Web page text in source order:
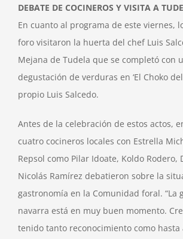
DEBATE DE COCINEROS Y VISITA A
En cuanto al programa de este viernes,
foro visitaron la huerta del chef Luis
Mejana de Tudela que se completó con
degustación de verduras en ‘El Choko
propio Luis Salcedo.
Antes de la celebración de estos actos,
cuatro cocineros locales con Estrella
Repsol como Pilar Idoate, Koldo Rodero,
Nicolás Ramírez debatieron sobre la
gastronomía en la Comunidad foral. “La
navarra está en muy buen momento.
tenido tanto reconocimiento como hasta